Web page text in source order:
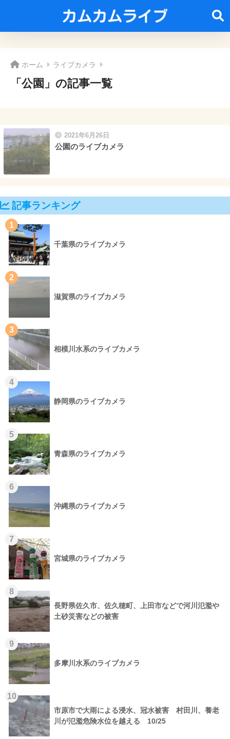
ホーム ライブカメラ
「公園」の記事一覧
2021年6月26日
公園のライブカメラ
記事ランキング
1
千葉県のライブカメラ
2
滋賀県のライブカメラ
3
相模川水系のライブカメラ
4
静岡県のライブカメラ
5
青森県のライブカメラ
6
沖縄県のライブカメラ
7
宮城県のライブカメラ
8
長野県佐久市、佐久穂町、上田市などで河川氾濫や
土砂災害などの被害
9
多摩川水系のライブカメラ
10
市原市で大雨による浸水、冠水被害 村田川、養老
川が氾濫危険水位を越える 10/25